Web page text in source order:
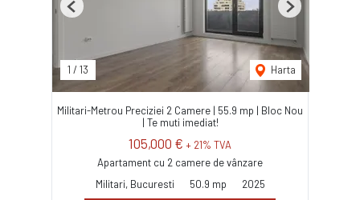
1 / 13 Harta
Previous Next
Militari-Metrou Preciziei 2 Camere | 55.9 mp | Bloc Nou
| Te muti imediat!
105,000 € + 21% TVA
Apartament cu 2 camere de vânzare
Militari, Bucuresti
50.9 mp 2025